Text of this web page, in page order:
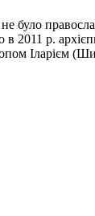
було
в 2011 р.
Іларієм